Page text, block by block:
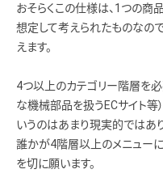
おそらくこの仕様は、1つの
想定して考えられたものなの
えます。
4つ以上のカテゴリー階層を必
な機械部品を扱うECサイト等
いうのはあまり現実的ではあり
誰かが4階層以上のメニュー
を切に願います。